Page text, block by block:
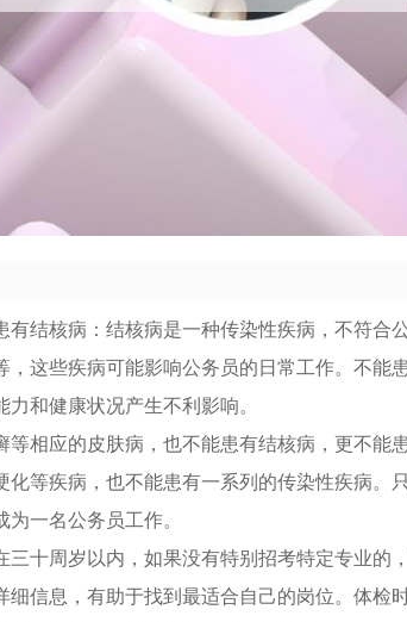
结核病：结核病是一种传染性疾病，不符合
这些疾病可能影响公务员的日常工作。不能
和健康状况产生不利影响。
相应的皮肤病，也不能患有结核病，更不能
等疾病，也不能患有一系列的传染性疾病。
一名公务员工作。
十周岁以内，如果没有特别招考特定专业的
信息，有助于找到最适合自己的岗位。体检